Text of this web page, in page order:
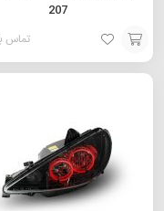
207
تماس
افزودن